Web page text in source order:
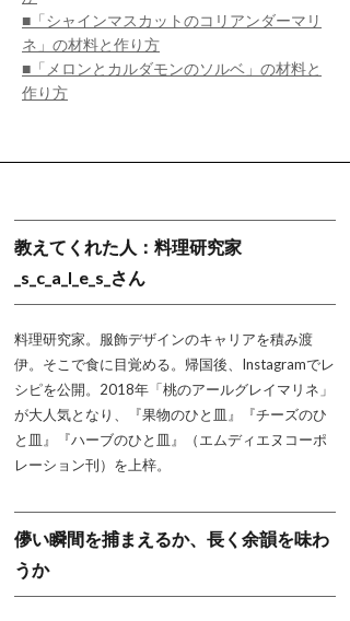
■「シャインマスカットのコリアンダーマリ
ネ」の材料と作り方
■「メロンとカルダモンのソルベ」の材料と
作り方
教えてくれた人：料理研究家
_s_c_a_l_e_s_さん
料理研究家。服飾デザインのキャリアを積み渡
伊。そこで食に目覚める。帰国後、Instagramでレ
シピを公開。2018年「桃のアールグレイマリネ」
が大人気となり、『果物のひと皿』『チーズのひ
と皿』『ハーブのひと皿』（エムディエヌコーポ
レーション刊）を上梓。
儚い瞬間を捕まえるか、長く余韻を味わ
うか